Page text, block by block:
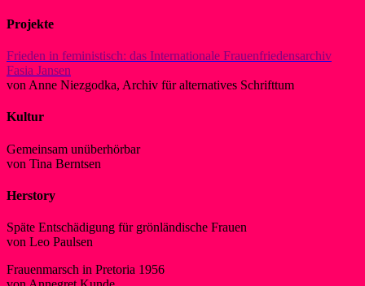
Projekte
Frieden in feministisch: das Internationale Frauenfriedensarchiv
Fasia Jansen
von Anne Niezgodka, Archiv für alternatives Schrifttum
Kultur
Gemeinsam unüberhörbar
von Tina Berntsen
Herstory
Späte Entschädigung für grönländische Frauen
von Leo Paulsen
Frauenmarsch in Pretoria 1956